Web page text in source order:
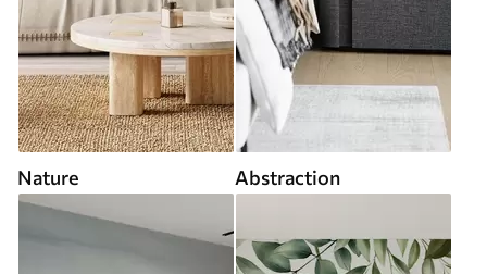
Nature Abstraction